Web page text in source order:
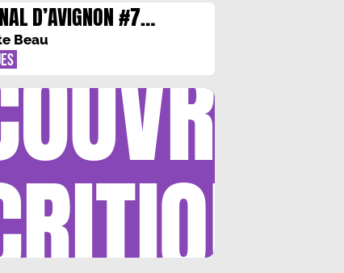
D’AVIGNON #7
DE LA MEMOIRE
Beau